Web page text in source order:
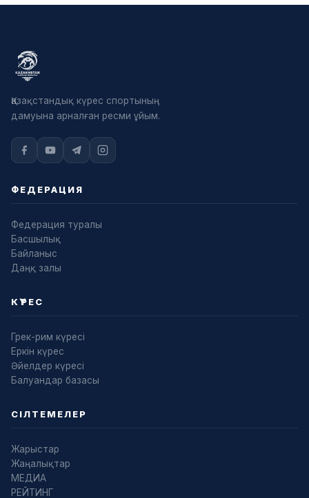
Қазақстандық күрес спортының
дамуына арналған ресми ұйым.
ФЕДЕРАЦИЯ
Федерация туралы
Басшылық
Байланыс
Даңқ залы
КҮРЕС
Грек-рим күресі
Еркін күрес
Әйелдер күресі
Балуандар базасы
СІЛТЕМЕЛЕР
Жарыстар
Жаңалықтар
МЕДИА
РЕЙТИНГ